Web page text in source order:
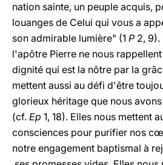
nation sainte, un peuple acquis,
louanges de Celui qui vous a
son admirable lumière" (1 P 2, 9).
l'apôtre Pierre ne nous
dignité qui est la nôtre par la
mettent aussi au défi d'être
glorieux héritage que nous
(cf. Ep 1, 18). Elles nous mettent
consciences pour purifier nos
notre engagement baptismal à